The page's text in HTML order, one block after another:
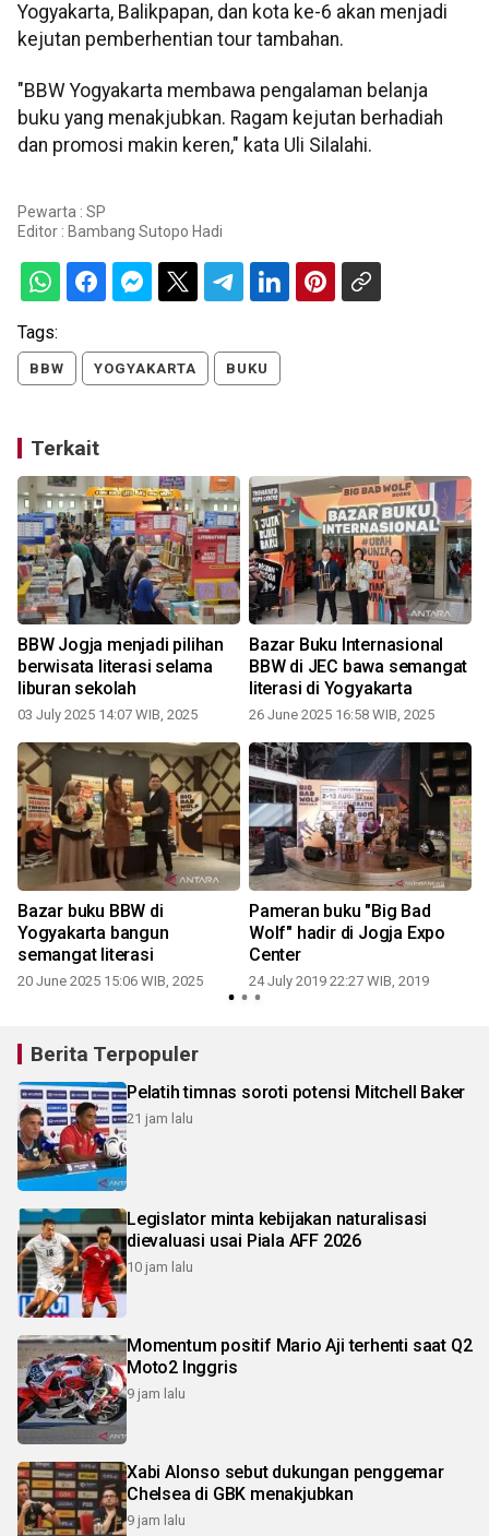
Yogyakarta, Balikpapan, dan kota ke-6 akan menjadi
kejutan pemberhentian tour tambahan.
"BBW Yogyakarta membawa pengalaman belanja
buku yang menakjubkan. Ragam kejutan berhadiah
dan promosi makin keren," kata Uli Silalahi.
Pewarta : SP
Editor : Bambang Sutopo Hadi
Tags:
BBW YOGYAKARTA BUKU
Terkait
BBW Jogja menjadi pilihan
berwisata literasi selama
liburan sekolah
03 July 2025 14:07 WIB, 2025
Bazar Buku Internasional
BBW di JEC bawa semangat
literasi di Yogyakarta
26 June 2025 16:58 WIB, 2025
Bazar buku BBW di
Yogyakarta bangun
semangat literasi
20 June 2025 15:06 WIB, 2025
Pameran buku "Big Bad
Wolf" hadir di Jogja Expo
Center
24 July 2019 22:27 WIB, 2019
Berita Terpopuler
Pelatih timnas soroti potensi Mitchell Baker
21 jam lalu
Legislator minta kebijakan naturalisasi
dievaluasi usai Piala AFF 2026
10 jam lalu
Momentum positif Mario Aji terhenti saat Q2
Moto2 Inggris
9 jam lalu
Xabi Alonso sebut dukungan penggemar
Chelsea di GBK menakjubkan
9 jam lalu